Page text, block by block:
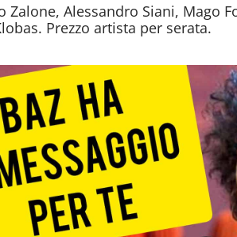
Zalone, Alessandro Siani, Mago
Prezzo artista per serata.